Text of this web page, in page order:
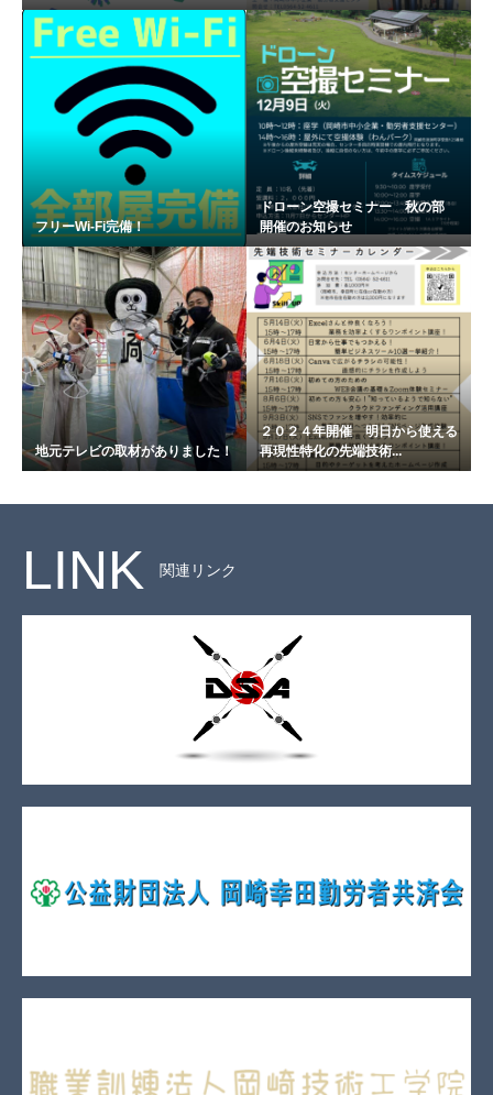
フリーWi-Fi完備！
ドローン空撮セミナー 秋の部
開催のお知らせ
地元テレビの取材がありました！
２０２４年開催 明日から使える
再現性特化の先端技術...
LINK 関連リンク